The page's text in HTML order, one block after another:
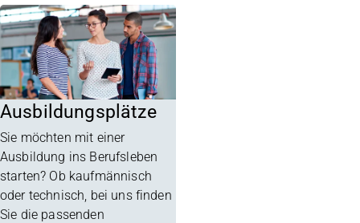
Ausbildungsplätze
Sie möchten mit einer
Ausbildung ins Berufsleben
starten? Ob kaufmännisch
oder technisch, bei uns finden
Sie die passenden